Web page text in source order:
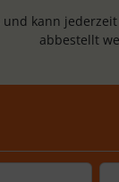
kann
abbestellt
von